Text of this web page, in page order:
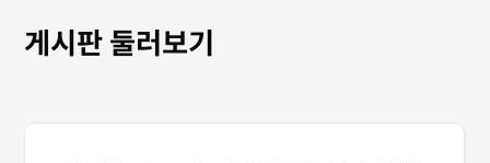
게시판 둘러보기